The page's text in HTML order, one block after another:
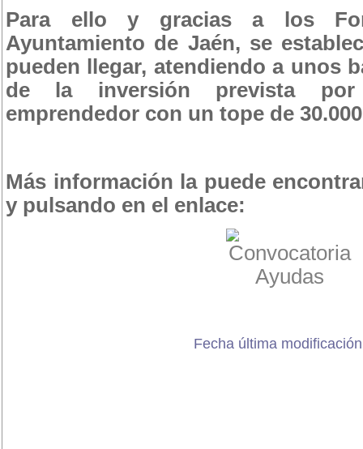
Para ello y gracias a los
Ayuntamiento de Jaén, se
pueden llegar, atendiendo a unos
de la inversión prevista
emprendedor con un tope de
Más información la puede
y pulsando en el enlace:
Fecha última